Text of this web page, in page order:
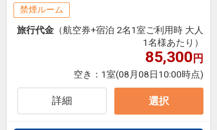
プラン説明：往復の航空券と宿泊が
セットになったスタンダードな＜軽
朝食付き＞プランで、フライトと宿
泊を自由に組み合わせできるダイナ
ミックパッケージだから、一都市滞
在はもちろん周遊旅行にも最適！
泊・飛び泊なども自由自在です。
フライトは、安心のJAL（または
禁煙ルーム
旅行代金 （航空券+宿泊 2名1室ご利用時 大人
1名様あたり）
85,300円
空き： 1室(08月08日10:00時点)
詳細 選択